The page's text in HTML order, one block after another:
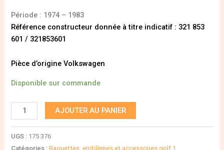
Période : 1974 – 1983
Référence constructeur donnée à titre indicatif : 321 853
601 / 321853601
Pièce d’origine Volkswagen
Disponible sur commande
AJOUTER AU PANIER
UGS : 175 376
Catégories :Baguettes, emblèmes et accessoires golf 1